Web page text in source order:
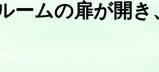
ームの扉が開